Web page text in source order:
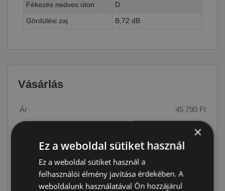
Fékezés nedves úton
D
Gördülési zaj
B,72 dB
Vásárlás
Ár 45 790 Ft
4+ db
183 160 Ft
×
Ez a weboldal sütiket használ
Ez a weboldal sütiket használ a
felhasználói élmény javítása érdekében. A
weboldalunk használatával Ön hozzájárul